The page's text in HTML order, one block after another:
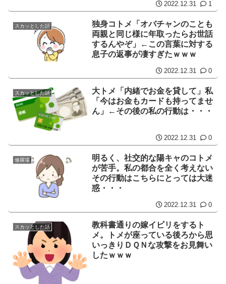
2022.12.31 1
スカッとした話
独身コトメ「オバチャンのことも
両親と同じ様に年取ったらお世話
するんやぞ」←この言葉に対する
息子の返事が凄すぎたｗｗｗ
2022.12.31 0
スカッとした話
大トメ「内緒でお金を貸して」私
「今はお金もカードも持ってませ
ん」←その後の私の行動は・・・
2022.12.31 0
修羅場
明るく、社交的な陽キャのコトメ
が苦手。私の都合を全く考えない
その行動はこちらにとっては大迷
惑・・・
2022.12.31 0
スカッとした話
教科書通りの嫁イビリをするト
メ。トメが座っている後ろから思
いっきりＤＱＮな攻撃をお見舞い
したｗｗｗ